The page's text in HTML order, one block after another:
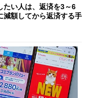
たい人は、返済を3～6
減額してから返済する手